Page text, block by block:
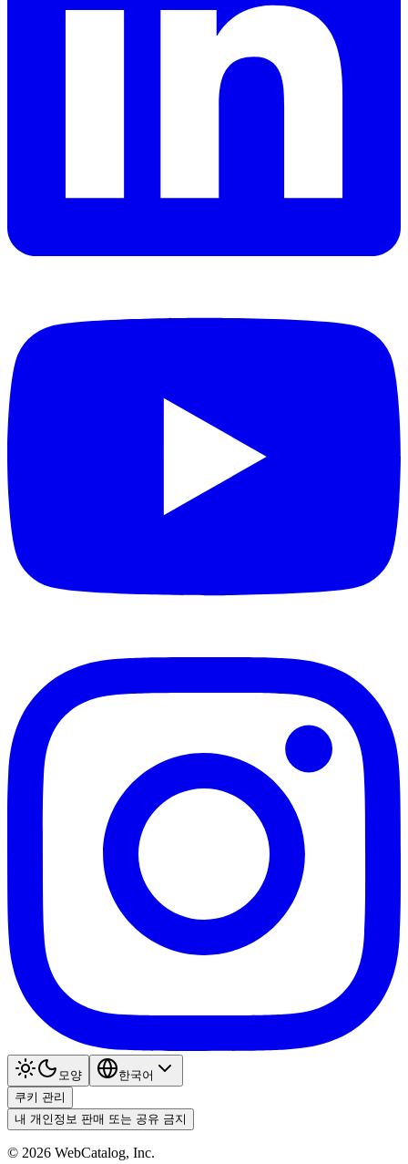
모양
한국어
쿠키 관리
내 개인정보 판매 또는 공유 금지
© 2026 WebCatalog, Inc.